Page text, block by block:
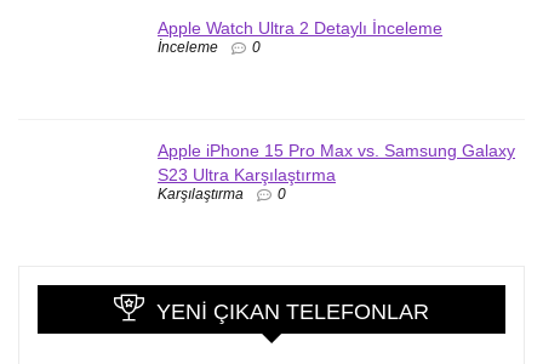
Apple Watch Ultra 2 Detaylı İnceleme
İnceleme 0
Apple iPhone 15 Pro Max vs. Samsung Galaxy
S23 Ultra Karşılaştırma
Karşılaştırma 0
YENI ÇIKAN TELEFONLAR